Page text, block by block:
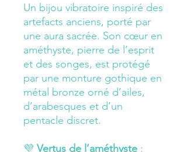
Un bijou vibratoire inspiré des
artefacts anciens, porté par
une aura sacrée. Son cœur en
améthyste, pierre de l’esprit
et des songes, est protégé
par une monture gothique en
métal bronze orné d’ailes,
d’arabesques et d’un
pentacle discret.
💜 Vertus de l’améthyste :